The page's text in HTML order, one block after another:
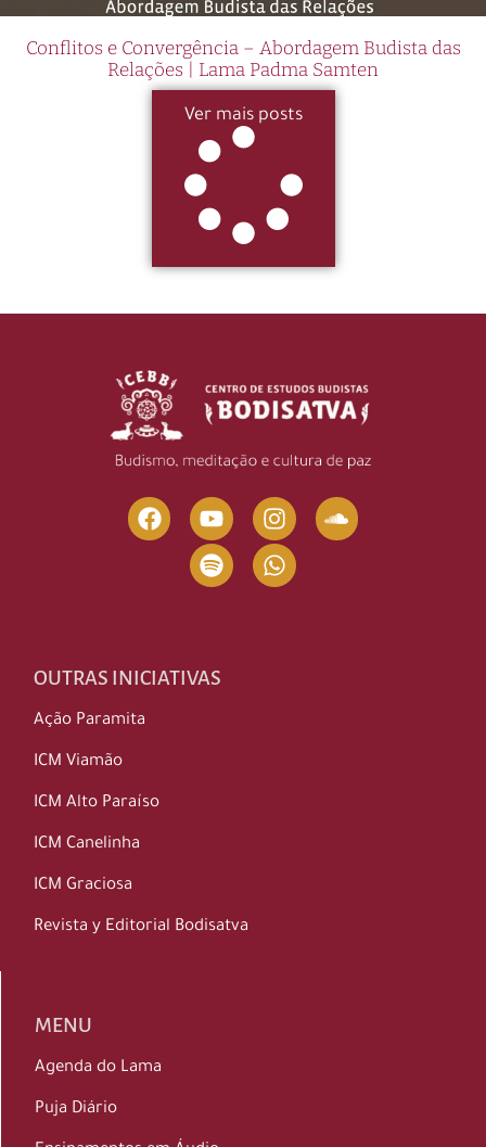
Conflitos e Convergência – Abordagem Budista das
Relações | Lama Padma Samten
Ver mais posts
OUTRAS INICIATIVAS
Ação Paramita
ICM Viamão
ICM Alto Paraíso
ICM Canelinha
ICM Graciosa
Revista y Editorial Bodisatva
MENU
Agenda do Lama
Puja Diário